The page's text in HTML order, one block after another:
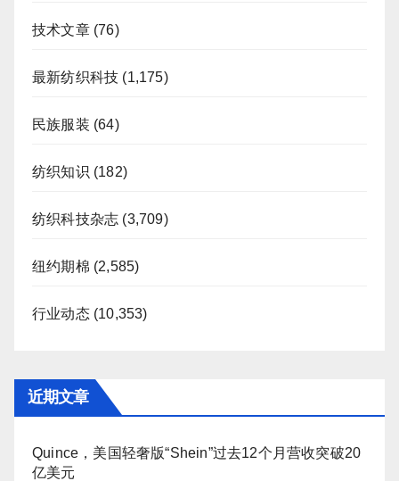
技术文章(76)
最新纺织科技 (1,175)
民族服装 (64)
纺织知识 (182)
纺织科技杂志 (3,709)
纽约期棉 (2,585)
行业动态(10,353)
近期文章
Quince，美国轻奢版“Shein”过去12个月营收突破20
亿美元